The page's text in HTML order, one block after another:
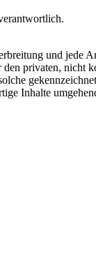
und jede
privaten, nicht
Inhalte